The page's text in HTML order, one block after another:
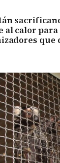
al calor
que